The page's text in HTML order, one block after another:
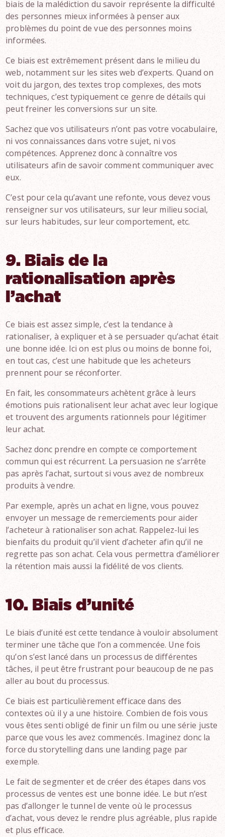
biais de la malédiction du savoir représente la difficulté
des personnes mieux informées à penser aux
problèmes du point de vue des personnes moins
informées.
Ce biais est extrêmement présent dans le milieu du
web, notamment sur les sites web d’experts. Quand on
voit du jargon, des textes trop complexes, des mots
techniques, c’est typiquement ce genre de détails qui
peut freiner les conversions sur un site.
Sachez que vos utilisateurs n’ont pas votre vocabulaire,
ni vos connaissances dans votre sujet, ni vos
compétences. Apprenez donc à connaître vos
utilisateurs afin de savoir comment communiquer avec
eux.
C’est pour cela qu’avant une refonte, vous devez vous
renseigner sur vos utilisateurs, sur leur milieu social,
sur leurs habitudes, sur leur comportement, etc.
9. Biais de la
rationalisation après
l’achat
Ce biais est assez simple, c’est la tendance à
rationaliser, à expliquer et à se persuader qu’achat était
une bonne idée. Ici on est plus ou moins de bonne foi,
en tout cas, c’est une habitude que les acheteurs
prennent pour se réconforter.
En fait, les consommateurs achètent grâce à leurs
émotions puis rationalisent leur achat avec leur logique
et trouvent des arguments rationnels pour légitimer
leur achat.
Sachez donc prendre en compte ce comportement
commun qui est récurrent. La persuasion ne s’arrête
pas après l’achat, surtout si vous avez de nombreux
produits à vendre.
Par exemple, après un achat en ligne, vous pouvez
envoyer un message de remerciements pour aider
l’acheteur à rationaliser son achat. Rappelez-lui les
bienfaits du produit qu’il vient d’acheter afin qu’il ne
regrette pas son achat. Cela vous permettra d’améliorer
la rétention mais aussi la fidélité de vos clients.
10. Biais d’unité
Le biais d’unité est cette tendance à vouloir absolument
terminer une tâche que l’on a commencée. Une fois
qu’on s’est lancé dans un processus de différentes
tâches, il peut être frustrant pour beaucoup de ne pas
aller au bout du processus.
Ce biais est particulièrement efficace dans des
contextes où il y a une histoire. Combien de fois vous
vous êtes senti obligé de finir un film ou une série juste
parce que vous les avez commencés. Imaginez donc la
force du storytelling dans une landing page par
exemple.
Le fait de segmenter et de créer des étapes dans vos
processus de ventes est une bonne idée. Le but n’est
pas d’allonger le tunnel de vente où le processus
d’achat, vous devez le rendre plus agréable, plus rapide
et plus efficace.